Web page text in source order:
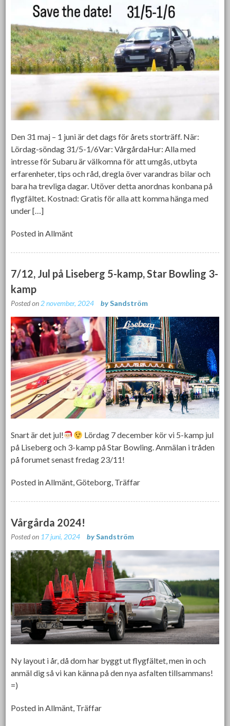
Den 31 maj – 1 juni är det dags för årets storträff. När:
Lördag-söndag 31/5-1/6Var: VårgårdaHur: Alla med
intresse för Subaru är välkomna för att umgås, utbyta
erfarenheter, tips och råd, dregla över varandras bilar och
bara ha trevliga dagar. Utöver detta anordnas konbana på
flygfältet. Kostnad: Gratis för alla att komma hänga med
under […]
Posted inAllmänt
7/12, Jul på Liseberg 5-kamp, Star Bowling 3-
kamp
Posted on 2 november, 2024 bySandström
Snart är det jul!
Lördag 7 december kör vi 5-kamp jul
på Liseberg och 3-kamp på Star Bowling. Anmälan i tråden
på forumet senast fredag 23/11!
Posted inAllmänt,Göteborg, Träffar
Vårgårda 2024!
Posted on 17 juni, 2024 bySandström
Ny layout i år, då dom har byggt ut flygfältet, men in och
anmäl dig så vi kan känna på den nya asfalten tillsammans!
=)
Posted in Allmänt Träffar